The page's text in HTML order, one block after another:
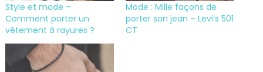
Style et mode –
Comment porter un
vêtement à rayures ?
Mode : Mille façons de
porter son jean – Levi’s 501
CT